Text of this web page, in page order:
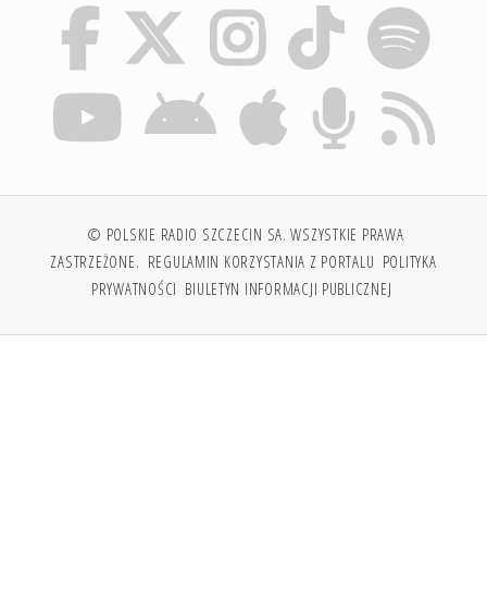
© POLSKIE RADIO SZCZECIN SA. WSZYSTKIE PRAWA
ZASTRZEŻONE. REGULAMIN KORZYSTANIA Z PORTALU POLITYKA
PRYWATNOŚCI BIULETYN INFORMACJI PUBLICZNEJ